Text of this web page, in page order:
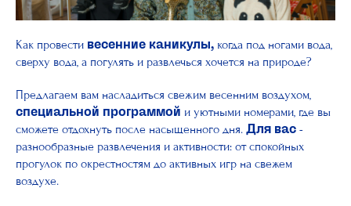
Как провести весенние каникулы, когда под ногами вода,
сверху вода, а погулять и развлечься хочется на природе?
Предлагаем вам насладиться свежим весенним воздухом,
специальной программой и уютными номерами, где вы
сможете отдохнуть после насыщенного дня. Для вас -
разнообразные развлечения и активности: от спокойных
прогулок по окрестностям до активных игр на свежем
воздухе.